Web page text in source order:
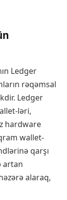
Ledger
rəqəmsal
Ledger
ləri,
hardware
wallet-
qarşı
artan
alaraq,